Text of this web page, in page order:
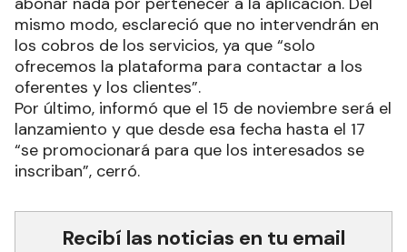
mismo modo, esclareció que no intervendrán en
los cobros de los servicios, ya que “solo
ofrecemos la plataforma para contactar a los
oferentes y los clientes”.
Por último, informó que el 15 de noviembre será el
lanzamiento y que desde esa fecha hasta el 17
“se promocionará para que los interesados se
inscriban”, cerró.
Recibí las noticias en tu email